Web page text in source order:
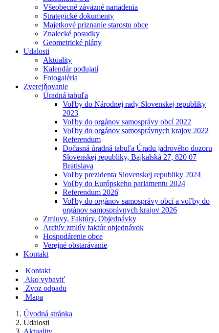
Všeobecné záväzné nariadenia
Strategické dokumenty
Majetkové priznanie starostu obce
Znalecké posudky
Geometrické plány
Udalosti
Aktuality
Kalendár podujatí
Fotogaléria
Zverejňovanie
Úradná tabuľa
Voľby do Národnej rady Slovenskej republiky
2023
Voľby do orgánov samosprávy obcí 2022
Voľby do orgánov samosprávnych krajov 2022
Referendum
Dočasná úradná tabuľa Úradu jadrového dozoru
Slovenskej republiky, Bajkalská 27, 820 07
Bratislava
Voľby prezidenta Slovenskej republiky 2024
Voľby do Európskeho parlamentu 2024
Referendum 2026
Voľby do orgánov samosprávy obcí a voľby do
orgánov samosprávnych krajov 2026
Zmluvy, Faktúry, Objednávky
Archív zmlúv faktúr objednávok
Hospodárenie obce
Verejné obstarávanie
Kontakt
Kontakt
Ako vybaviť
Zvoz odpadu
Mapa
Úvodná stránka
Udalosti
Aktuality